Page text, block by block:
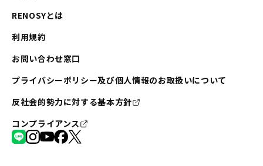
RENOSYとは
利用規約
お問い合わせ窓口
プライバシーポリシー及び個人情報のお取扱いについて
反社会的勢力に対する基本方針
コンプライアンス